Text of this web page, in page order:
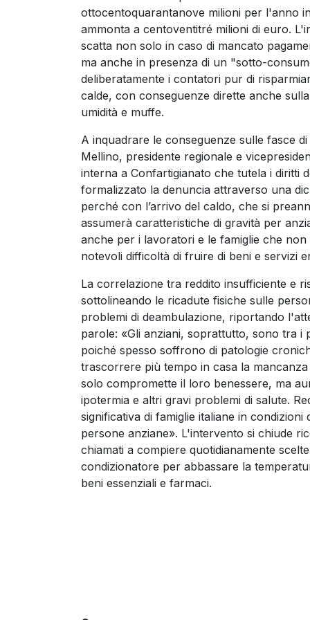
ottocentoquarantanove milioni per l'anno
ammonta a centoventitré milioni di euro.
scatta non solo in caso di mancato
ma anche in presenza di un "sotto-
deliberatamente i contatori pur di
calde, con conseguenze dirette anche
umidità e muffe.
A inquadrare le conseguenze sulle fasce
Mellino, presidente regionale e
interna a Confartigianato che tutela i diritti
formalizzato la denuncia attraverso una
perché con l’arrivo del caldo, che si
assumerà caratteristiche di gravità per
anche per i lavoratori e le famiglie che
notevoli difficoltà di fruire di beni e servizi
La correlazione tra reddito insufficiente e
sottolineando le ricadute fisiche sulle
problemi di deambulazione, riportando
parole: «Gli anziani, soprattutto, sono tra i
poiché spesso soffrono di patologie
trascorrere più tempo in casa la
solo compromette il loro benessere, ma
ipotermia e altri gravi problemi di salute.
significativa di famiglie italiane in
persone anziane». L'intervento si chiude
chiamati a compiere quotidianamente
condizionatore per abbassare la
beni essenziali e farmaci.